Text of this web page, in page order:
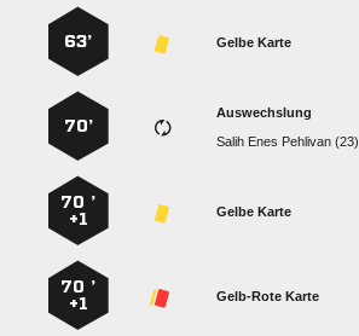
Gelbe Karte
63’
Auswechslung
   
70’
Gelbe Karte
70 ’
+1
Gelb-Rote Karte
70 ’
+1